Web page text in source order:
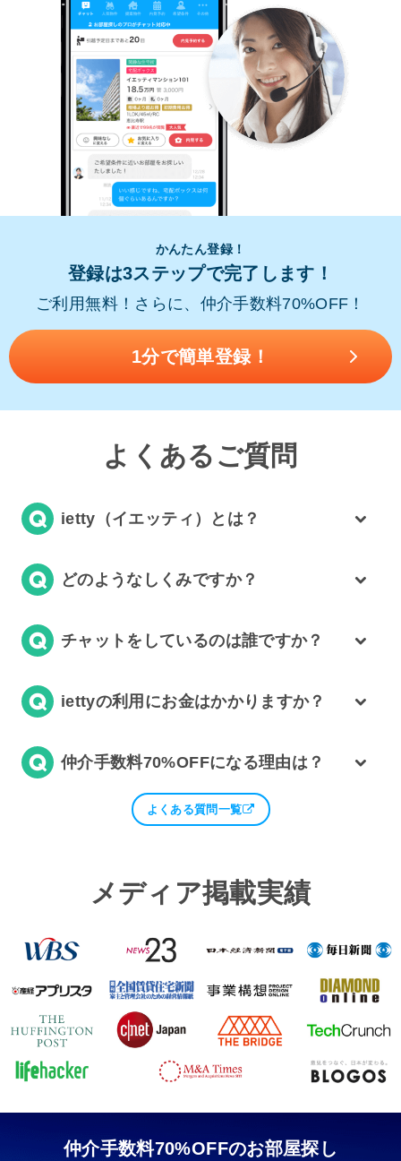
かんたん登録！
登録は3ステップで完了します！
ご利用無料！さらに、仲介手数料70%OFF！
1分で簡単登録！
よくあるご質問
ietty（イエッティ）とは？
どのようなしくみですか？
チャットをしているのは誰ですか？
iettyの利用にお金はかかりますか？
仲介手数料70%OFFになる理由は？
よくある質問一覧
メディア掲載実績
仲介手数料70%OFFのお部屋探し